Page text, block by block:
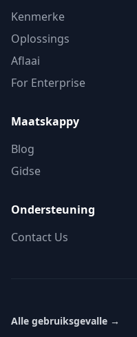
Kenmerke
Oplossings
Aflaai
For Enterprise
Maatskappy
Blog
Gidse
Ondersteuning
Contact Us
Alle gebruiksgevalle →